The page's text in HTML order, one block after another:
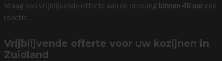
Vraag een vrijblijvende offerte aan en ontvang binnen 48 uureen
reactie .
Vrijblijvende offerte voor uw kozijnen in
Zuidland